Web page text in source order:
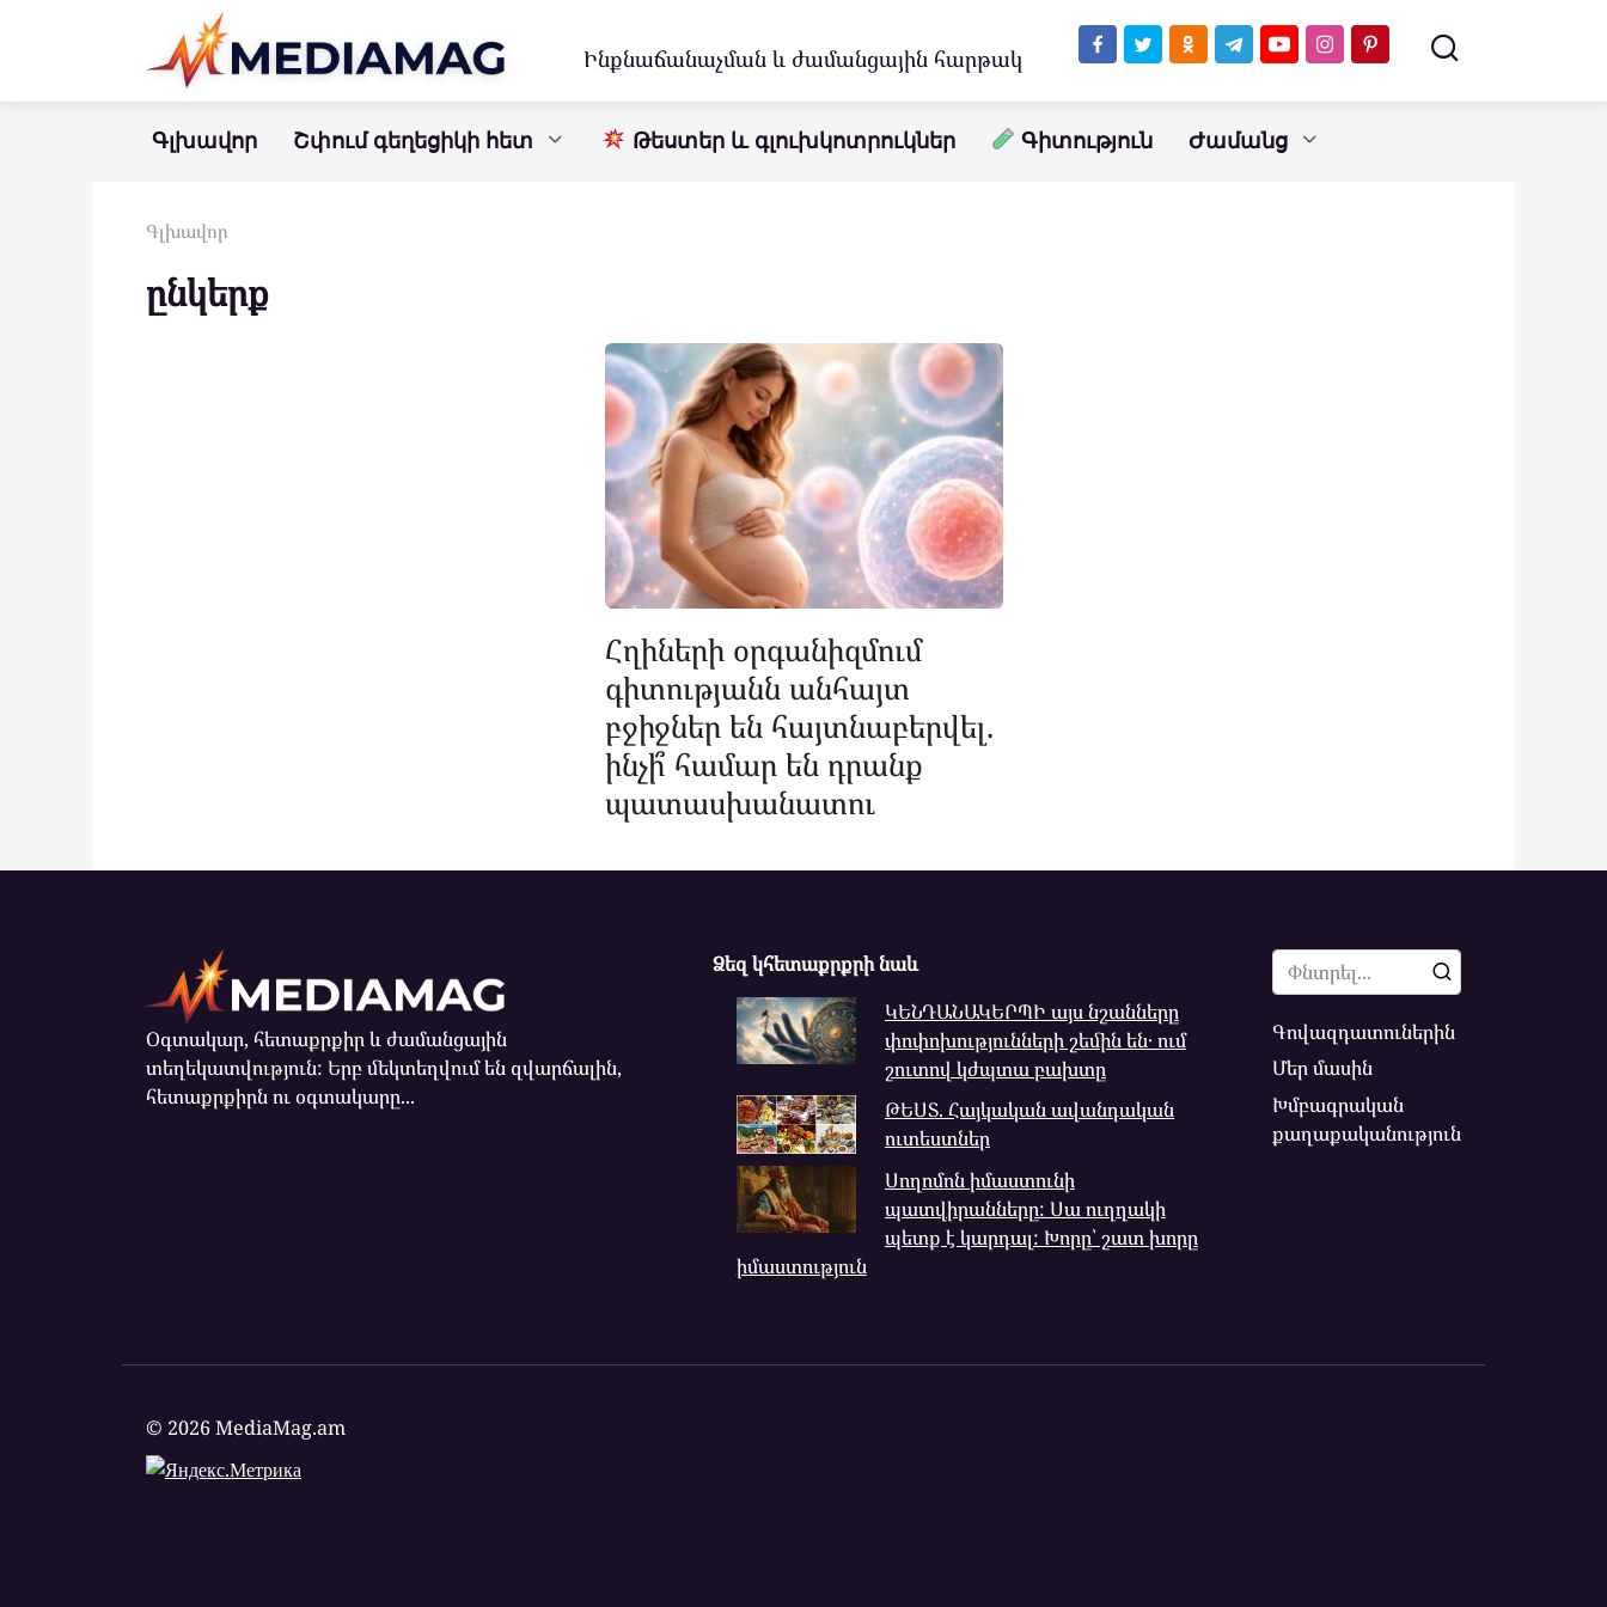
Ինքնաճանաչման և ժամանցային հարթակ
Գլխավոր Շփում գեղեցիկի հետ Թեստեր և գլուխկոտրուկներ Գիտություն Ժամանց
Գլխավոր
ընկերք
Հղիների օրգանիզմում
գիտությանն անհայտ
բջիջներ են հայտնաբերվել.
ինչի՞ համար են դրանք
պատասխանատու
Օգտակար, հետաքրքիր և ժամանցային
տեղեկատվություն: Երբ մեկտեղվում են զվարճալին,
հետաքրքիրն ու օգտակարը...
Ձեզ կհետաքրքրի նաև
ԿԵՆԴԱՆԱԿԵՐՊԻ այս նշանները
փոփոխությունների շեմին են․ ում
շուտով կժպտա բախտը
ԹԵՍՏ. Հայկական ավանդական
ուտեստներ
Սողոմոն իմաստունի
պատվիրանները: Սա ուղղակի
պետք է կարդալ: Խորը՝ շատ խորը
իմաստություն
Search
for:
Գովազդատուներին
Մեր մասին
Խմբագրական
քաղաքականություն
© 2026 MediaMag.am